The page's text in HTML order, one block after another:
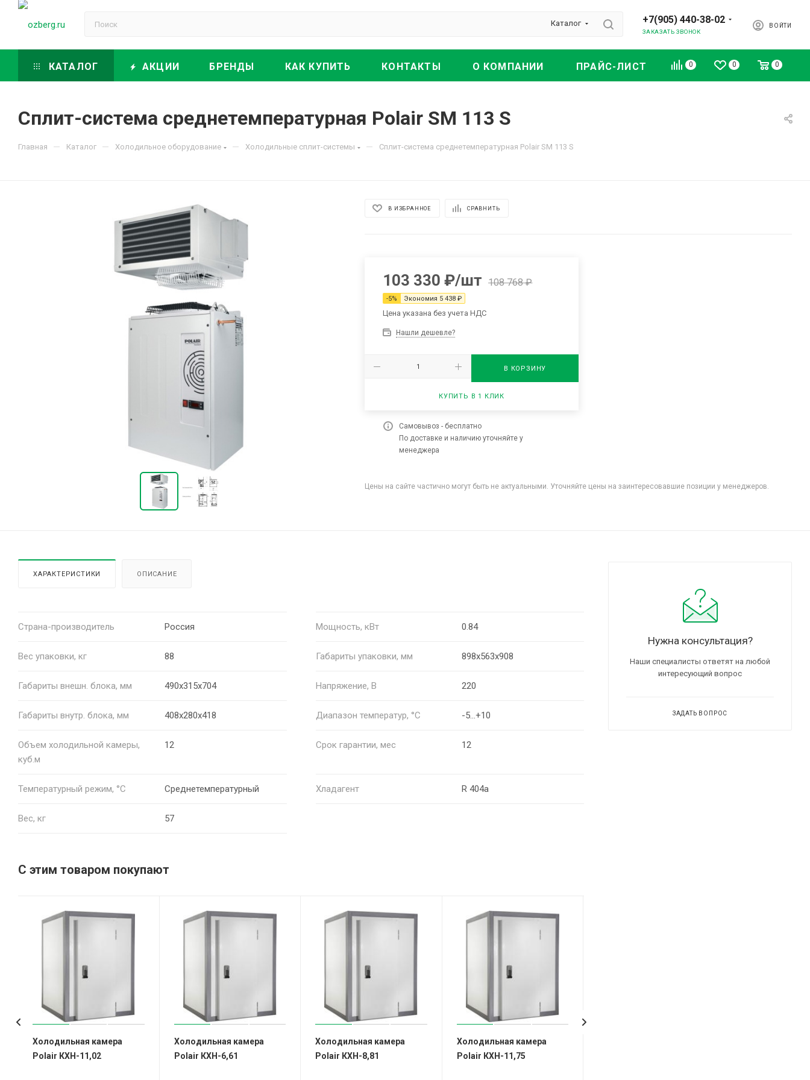
Каталог +7(905) 440-38-02
ЗАКАЗАТЬ ЗВОНОК
ВОЙТИ
0 0 0
КАТАЛОГ АКЦИИ БРЕНДЫ КАК КУПИТЬ КОНТАКТЫ О КОМПАНИИ ПРАЙС-ЛИСТ
Сплит-система среднетемпературная Polair SM 113 S
Главная — Каталог — Холодильное оборудование — Холодильные сплит-системы — Сплит-система среднетемпературная Polair SM 113 S
В ИЗБРАННОЕ СРАВНИТЬ
103 330 ₽/шт 108 768₽
-5% Экономия 5 438 ₽
Цена указана без учета НДС
Нашли дешевле?
В КОРЗИНУ
КУПИТЬ В 1 КЛИК
Самовывоз - бесплатно
По доставке и наличию уточняйте у
менеджера
Цены на сайте частично могут быть не актуальными. Уточняйте цены на заинтересовавшие позиции у менеджеров.
ХАРАКТЕРИСТИКИ ОПИСАНИЕ
Страна-производитель Россия Мощность, кВт 0.84
Вес упаковки, кг 88 Габариты упаковки, мм 898х563х908
Габариты внешн. блока, мм 490х315х704 Напряжение, В 220
Габариты внутр. блока, мм 408х280х418 Диапазон температур, °С -5...+10
Объем холодильной камеры,
куб.м
12 Срок гарантии, мес 12
Температурный режим, °C Среднетемпературный Хладагент R 404a
Вес, кг 57
С этим товаром покупают
Холодильная камера
Polair КХН-11,02
Холодильная камера
Polair КХН-6,61
Холодильная камера
Polair КХН-8,81
Холодильная камера
Polair КХН-11,75
Нужна консультация?
Наши специалисты ответят на любой
интересующий вопрос
ЗАДАТЬ ВОПРОС